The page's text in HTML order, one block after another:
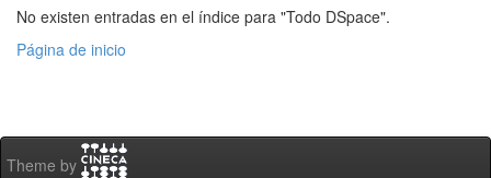
No existen entradas en el índice para "Todo DSpace".
Página de inicio
Theme by